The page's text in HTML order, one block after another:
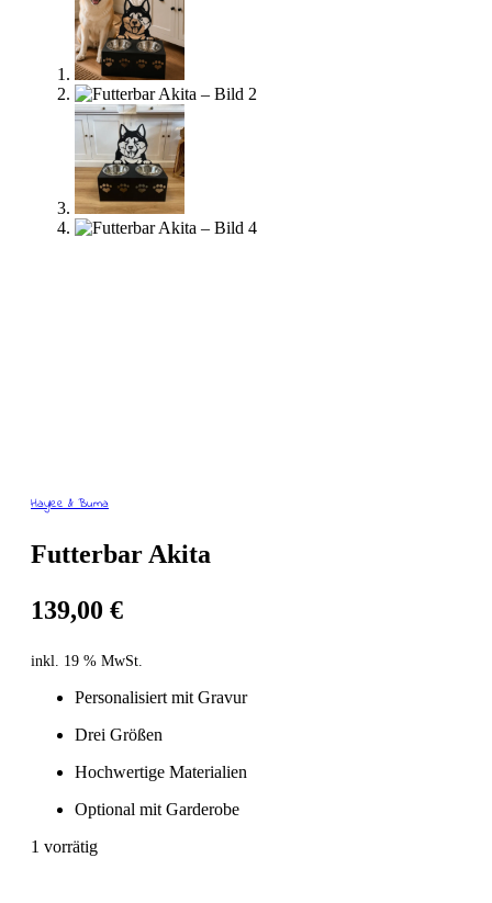
Haylee & Buma
Futterbar Akita
139,00 €
inkl. 19 % MwSt.
Personalisiert mit Gravur
Drei Größen
Hochwertige Materialien
Optional mit Garderobe
1 vorrätig